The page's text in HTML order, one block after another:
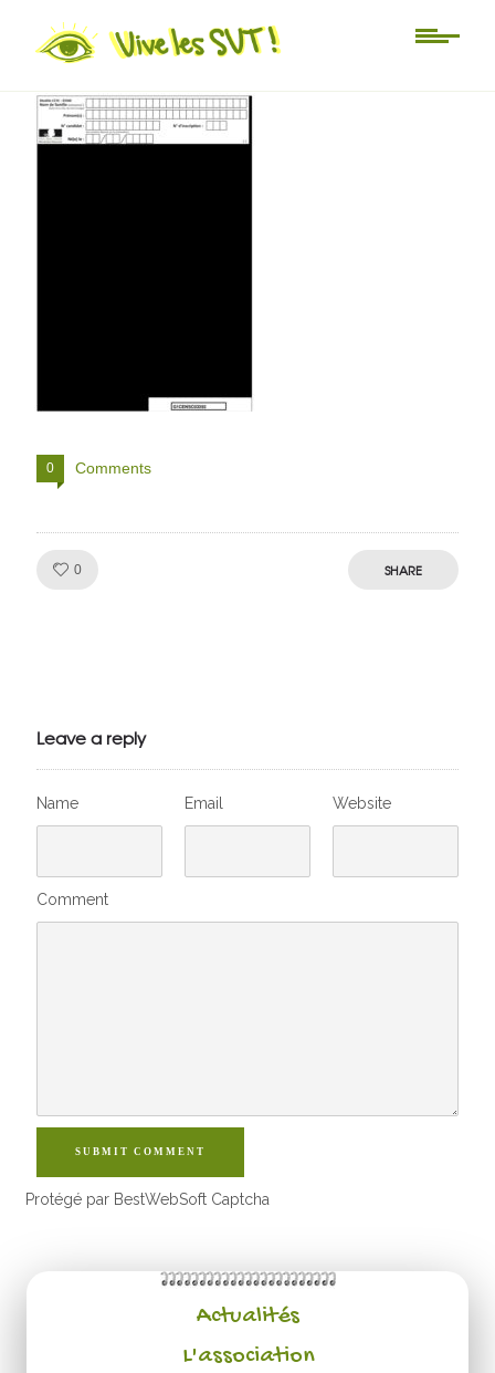
G1CENSC03392-sujet61
0 Comments
0 SHARE
Leave a reply
Name Email Website
Comment
SUBMIT COMMENT
Protégé par BestWebSoft Captcha
Actualités
L'association